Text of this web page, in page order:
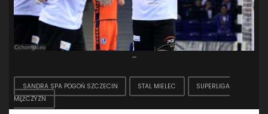
–
SANDRA SPA POGOŃ SZCZECIN STAL MIELEC
SUPERLIGA
MĘŻCZYZN